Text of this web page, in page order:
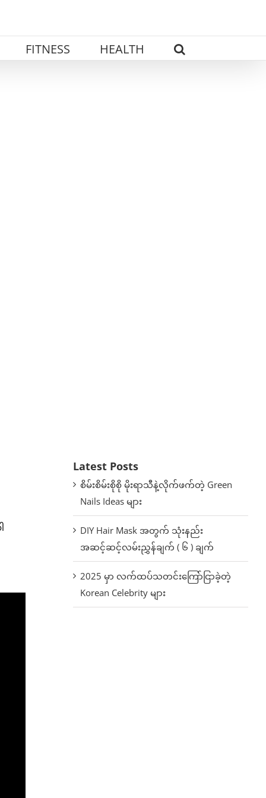
FITNESS HEALTH
Latest Posts
စိမ်းစိမ်းစိုစို မိုးရာသီနဲ့လိုက်ဖက်တဲ့ Green
Nails Ideas များ
DIY Hair Mask အတွက် သုံးနည်း
အဆင့်ဆင့်လမ်းညွှန်ချက် ( ၆ ) ချက်
2025 မှာ လက်ထပ်သတင်းကြော်ငြာခဲ့တဲ့
Korean Celebrity များ